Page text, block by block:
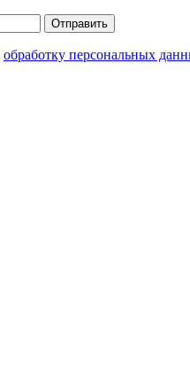
Отправить
обработку персональных